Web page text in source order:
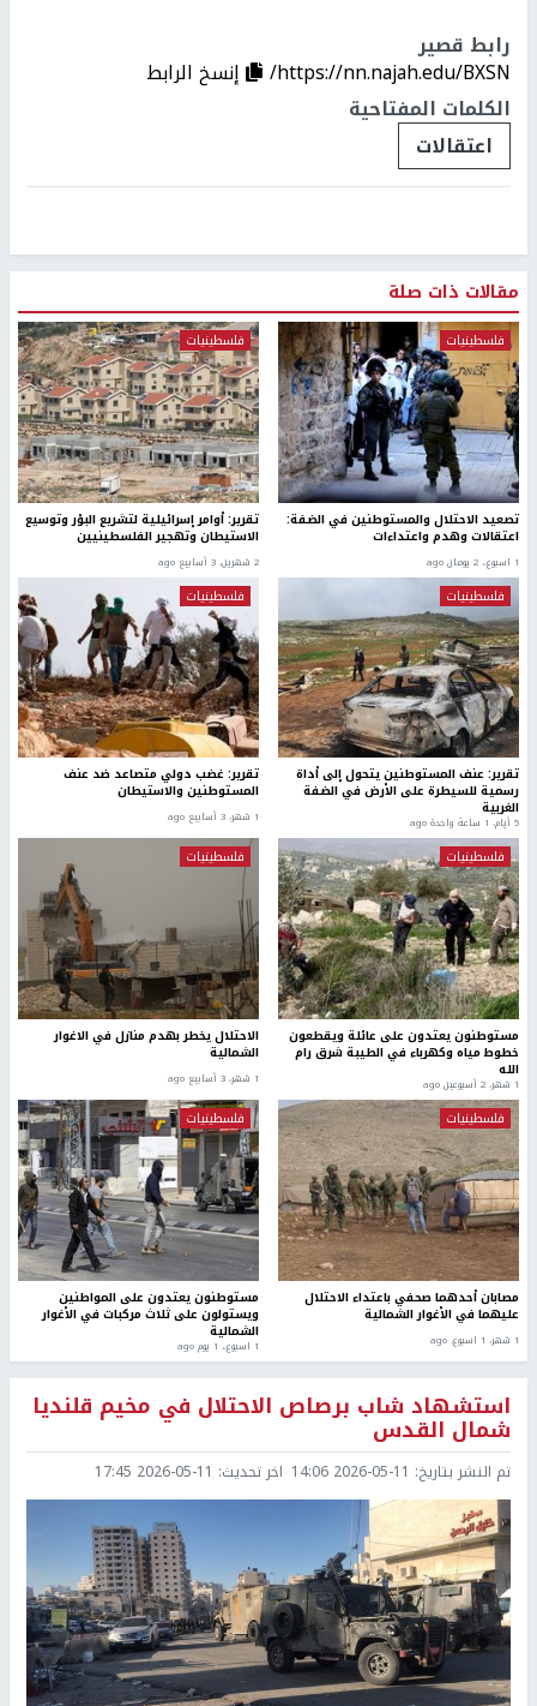
رابط قصير
https://nn.najah.edu/BXSN/
إنسخ الرابط
الكلمات المفتاحية
اعتقالات
مقالات ذات صلة
فلسطينيات
تصعيد الاحتلال والمستوطنين في الضفة:
اعتقالات وهدم واعتداءات
1 اسبوع.، 2 يومان ago
فلسطينيات
تقرير: أوامر إسرائيلية لتشريع البؤر وتوسيع
الاستيطان وتهجير الفلسطينيين
2 شهرين، 3 أسابيع ago
فلسطينيات
تقرير: عنف المستوطنين يتحول إلى أداة
رسمية للسيطرة على الأرض في الضفة
الغربية
5 أيام، 1 ساعة واحدة ago
فلسطينيات
تقرير: غضب دولي متصاعد ضد عنف
المستوطنين والاستيطان
1 شهر، 3 أسابيع ago
فلسطينيات
مستوطنون يعتدون على عائلة ويقطعون
خطوط مياه وكهرباء في الطيبة شرق رام
الله
1 شهر، 2 أسبوعين ago
فلسطينيات
الاحتلال يخطر بهدم منازل في الاغوار
الشمالية
1 شهر، 3 أسابيع ago
فلسطينيات
مصابان أحدهما صحفي باعتداء الاحتلال
عليهما في الأغوار الشمالية
1 شهر، 1 اسبوع. ago
فلسطينيات
مستوطنون يعتدون على المواطنين
ويستولون على ثلاث مركبات في الأغوار
الشمالية
1 اسبوع.، 1 يوم ago
استشهاد شاب برصاص الاحتلال في مخيم قلنديا
شمال القدس
تم النشر بتاريخ: 2026-05-11 14:06 اخر تحديث: 2026-05-11 17:45